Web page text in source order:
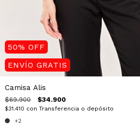
50% OFF
ENVÍO GRATIS
Camisa Alis
$69.900 $34.900
$31.410 con Transferencia o depósito
+2